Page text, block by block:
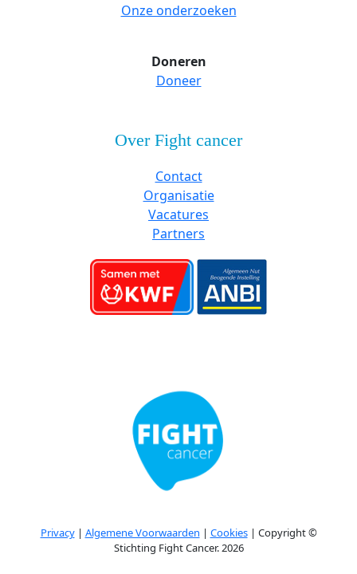
Onze onderzoeken
Doneren
Doneer
Over Fight cancer
Contact
Organisatie
Vacatures
Partners
Privacy| Algemene Voorwaarden | Cookies| Copyright ©
Stichting Fight Cancer. 2026